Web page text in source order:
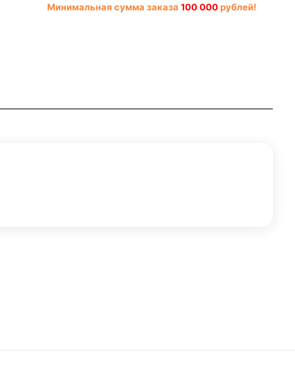
Минимальная сумма заказа 100 000рублей!